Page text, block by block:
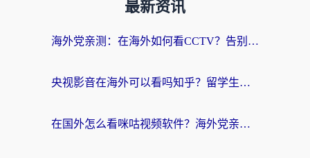
最新资讯
海外党亲测：在海外如何看CCTV？告别“仅限大陆播放”的实用指南
央视影音在海外可以看吗知乎？留学生亲测：3步解决地域限制+追剧自由
在国外怎么看咪咕视频软件？海外党亲测有效的回国加速方案